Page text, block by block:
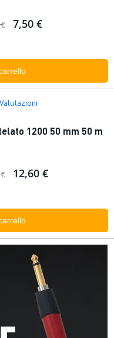
€ 7,50 €
1200 50 mm 50 m
€ 12,60 €